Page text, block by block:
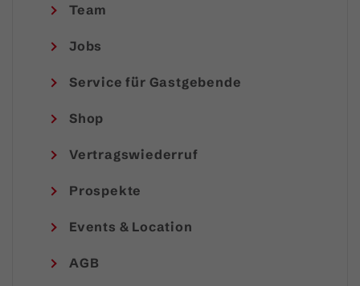
Team
Jobs
Service für Gastgebende
Shop
Vertragswiederruf
Prospekte
Events & Location
AGB